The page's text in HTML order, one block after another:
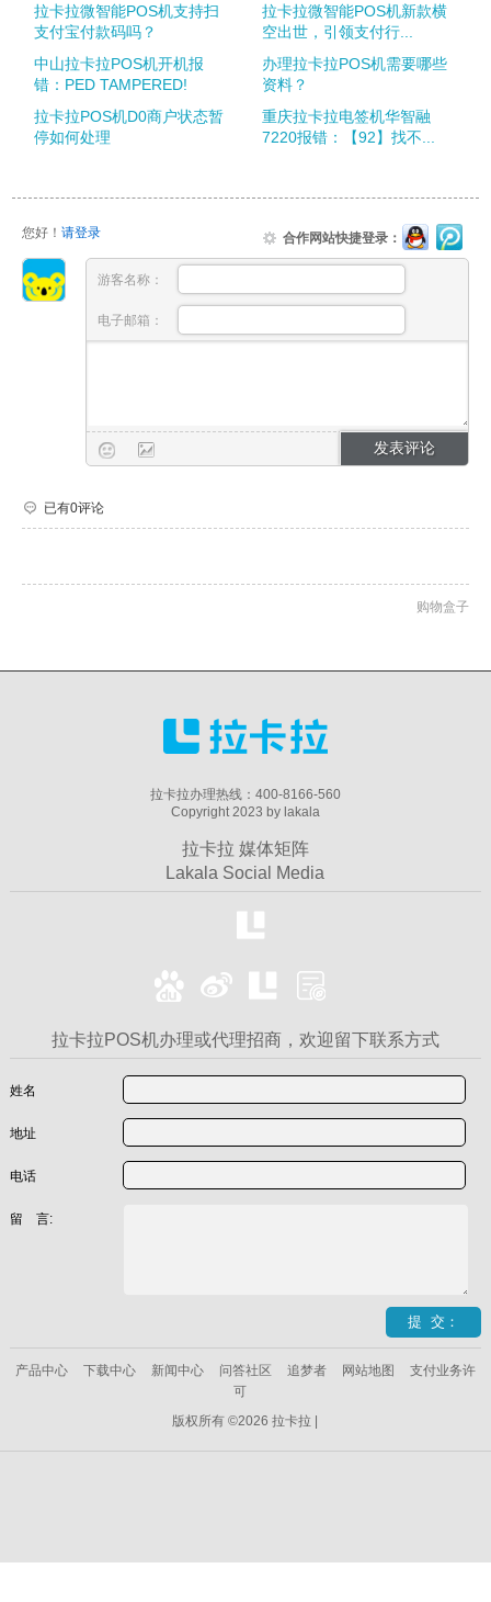
拉卡拉微智能POS机支持扫
支付宝付款码吗？
拉卡拉微智能POS机新款横
空出世，引领支付行...
中山拉卡拉POS机开机报
错：PED TAMPERED!
办理拉卡拉POS机需要哪些
资料？
拉卡拉POS机D0商户状态暂
停如何处理
重庆拉卡拉电签机华智融
7220报错：【92】找不...
您好！ 请登录 合作网站快捷登录：
游客名称：
电子邮箱：
已有0评论
购物盒子
拉卡拉办理热线：400-8166-560
Copyright 2023 by lakala
拉卡拉 媒体矩阵
Lakala Social Media
拉卡拉POS机办理或代理招商，欢迎留下联系方式
姓名
地址
电话
留 言:
产品中心 下载中心 新闻中心 问答社区 追梦者 网站地图
支付业务许
可
版权所有 ©2026 拉卡拉 |